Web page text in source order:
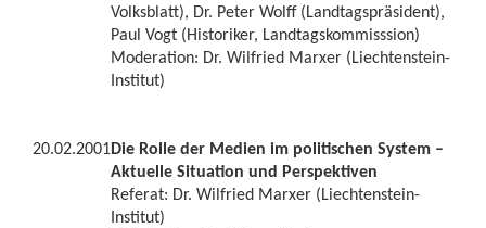
Volksblatt), Dr. Peter Wolff (Landtagspräsident),
Paul Vogt (Historiker, Landtagskommisssion)
Moderation: Dr. Wilfried Marxer (Liechtenstein-
Institut)
20.02.2001Die Rolle der Medien im politischen System –
Aktuelle Situation und Perspektiven
Referat: Dr. Wilfried Marxer (Liechtenstein-
Institut)